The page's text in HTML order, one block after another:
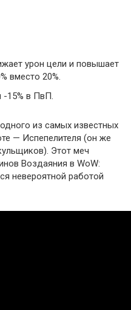
урон цели и повышает
вместо 20%.
-15% в ПвП.
из самых известных
— Испепелителя (он же
Этот меч
Воздаяния в WoW:
невероятной работой